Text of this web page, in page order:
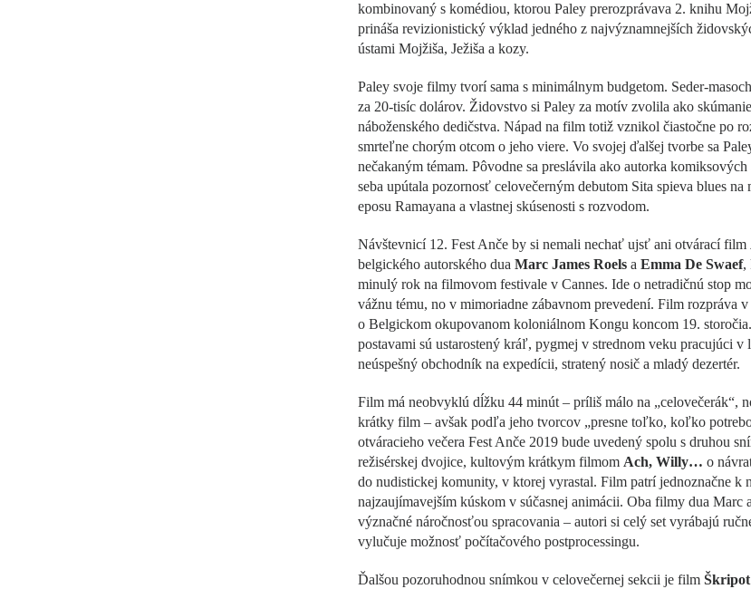
kombinovaný s komédiou, ktorou Paley prerozprávava 2. knihu
prináša revizionistický výklad jedného z najvýznamnejších
ústami Mojžiša, Ježiša a kozy.
Paley svoje filmy tvorí sama s minimálnym budgetom. Seder-
za 20-tisíc dolárov. Židovstvo si Paley za motív zvolila ako
náboženského dedičstva. Nápad na film totiž vznikol čiastočne po
smrteľne chorým otcom o jeho viere. Vo svojej ďalšej tvorbe sa
nečakaným témam. Pôvodne sa preslávila ako autorka komiksových
seba upútala pozornosť celovečerným debutom Sita spieva blues
eposu Ramayana a vlastnej skúsenosti s rozvodom.
Návštevnicí 12. Fest Anče by si nemali nechať ujsť ani otvárací film
belgického autorského dua Marc James Roelsa Emma De Swaef,
minulý rok na filmovom festivale v Cannes. Ide o netradičnú stop
vážnu tému, no v mimoriadne zábavnom prevedení. Film rozpráva
o Belgickom okupovanom koloniálnom Kongu koncom 19.
postavami sú ustarostený kráľ, pygmej v strednom veku pracujúci v
neúspešný obchodník na expedícii, stratený nosič a mladý dezertér.
Film má neobvyklú dĺžku 44 minút – príliš málo na „celovečerák“,
krátky film – avšak podľa jeho tvorcov „presne toľko, koľko
otváracieho večera Fest Anče 2019 bude uvedený spolu s druhou
režisérskej dvojice, kultovým krátkym filmom Ach, Willy… o
do nudistickej komunity, v ktorej vyrastal. Film patrí jednoznačne k
najzaujímavejším kúskom v súčasnej animácii. Oba filmy dua Marc
význačné náročnosťou spracovania – autori si celý set vyrábajú
vylučuje možnosť počítačového postprocessingu.
Ďalšou pozoruhodnou snímkou v celovečernej sekcii je film Škripot